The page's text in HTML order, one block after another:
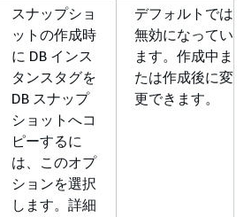
スナップショ
ットの作成時
に DB インス
タンスタグを
DB スナップ
ショットへコ
ピーするに
は、このオプ
ションを選択
します。詳細
デフォルトでは
無効になってい
ます。作成中ま
たは作成後に変
更できます。